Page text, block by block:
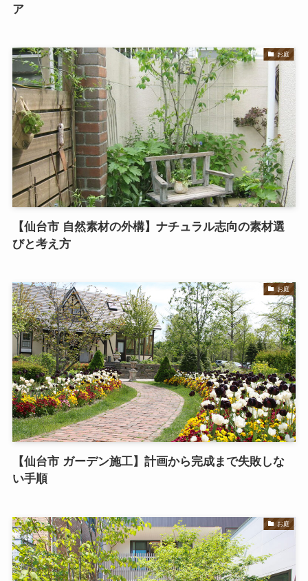
ア
お庭
【仙台市 自然素材の外構】ナチュラル志向の素材選
びと考え方
お庭
【仙台市 ガーデン施工】計画から完成まで失敗しな
い手順
お庭